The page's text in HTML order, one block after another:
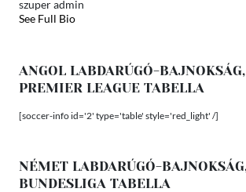
szuper admin
See Full Bio
ANGOL LABDARÚGÓ-BAJNOKSÁG,
PREMIER LEAGUE TABELLA
[soccer-info id='2' type='table' style='red_light' /]
NÉMET LABDARÚGÓ-
BUNDESLIGA TABELLA